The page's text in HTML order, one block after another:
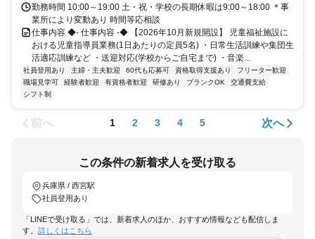
勤務時間 10:00～19:00 土・祝・学校の長期休暇は9:00～18:00 ＊事
業所により変動あり 時間等応相談
仕事内容 ◆- 仕事内容 -◆ 【2026年10月新規開設】 児童福祉施設に
おける児童指導員業務(1日あたりの定員5名) ・日常生活訓練や集団生
活適応訓練など ・送迎対応(学校からご自宅まで) ・音楽...
社員登用あり 主婦・主夫歓迎 60代も応募可 資格取得支援あり
フリーター歓迎
職場見学可
経験者歓迎 有資格者歓迎 研修あり ブランクOK
交通費支給
シフト制
前へ 1 2 3 4 5 次へ
この条件の新着求人を受け取る
兵庫県 / 西宮駅
社員登用あり
「LINEで受け取る」では、新着求人のほか、おすすめ情報なども配信しま
す。 詳しくはこちら